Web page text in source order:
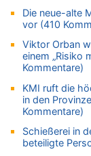
08.08.2026 -
Leipzig,
Drohnen mit
08.08.2026 -
Leipzig,
Drohnen mit
08.08.2026 -
Leipzig,
Drohnen mit
08.08.2026 -
Die neue-alte
vor (410
Viktor Orban
einem „Risiko
Kommentare)
KMI ruft die
in den
Kommentare)
Schießerei in
beteiligte